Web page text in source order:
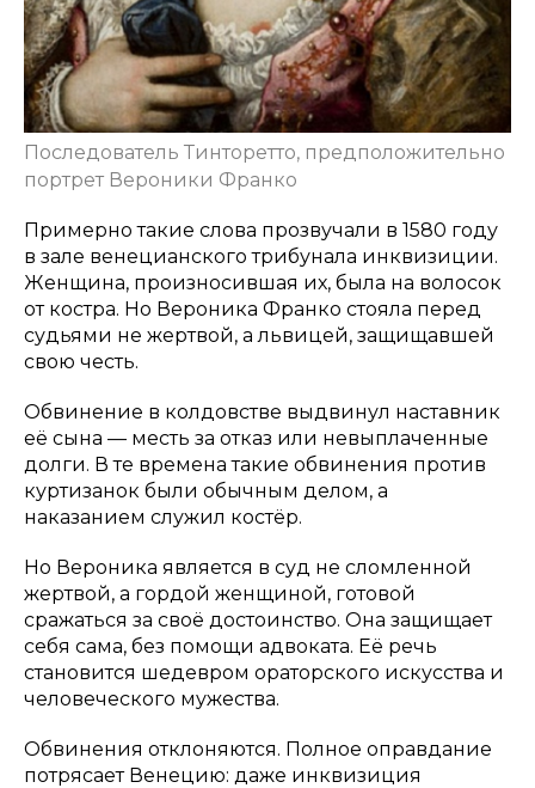
Последователь Тинторетто, предположительно
портрет Вероники Франко
Примерно такие слова прозвучали в 1580 году
в зале венецианского трибунала инквизиции.
Женщина, произносившая их, была на волосок
от костра. Но Вероника Франко стояла перед
судьями не жертвой, а львицей, защищавшей
свою честь.
Обвинение в колдовстве выдвинул наставник
её сына — месть за отказ или невыплаченные
долги. В те времена такие обвинения против
куртизанок были обычным делом, а
наказанием служил костёр.
Но Вероника является в суд не сломленной
жертвой, а гордой женщиной, готовой
сражаться за своё достоинство. Она защищает
себя сама, без помощи адвоката. Её речь
становится шедевром ораторского искусства и
человеческого мужества.
Обвинения отклоняются. Полное оправдание
потрясает Венецию: даже инквизиция